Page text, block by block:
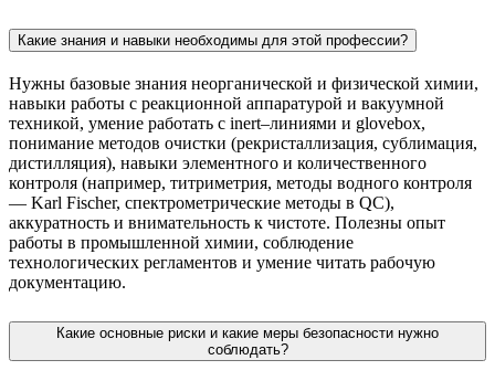
Какие знания и навыки необходимы для этой профессии?
Нужны базовые знания неорганической и физической химии,
навыки работы с реакционной аппаратурой и вакуумной
техникой, умение работать с inert–линиями и glovebox,
понимание методов очистки (рекристаллизация, сублимация,
дистилляция), навыки элементного и количественного
контроля (например, титриметрия, методы водного контроля
— Karl Fischer, спектрометрические методы в QC),
аккуратность и внимательность к чистоте. Полезны опыт
работы в промышленной химии, соблюдение
технологических регламентов и умение читать рабочую
документацию.
Какие основные риски и какие меры безопасности нужно
соблюдать?